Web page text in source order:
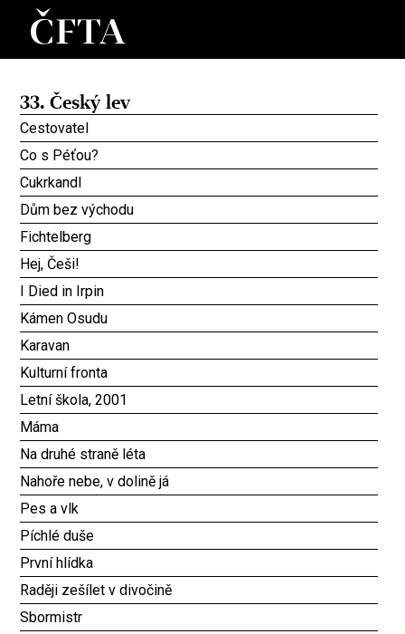
33. Český lev
Cestovatel
Co s Péťou?
Cukrkandl
Dům bez východu
Fichtelberg
Hej, Češi!
I Died in Irpin
Kámen Osudu
Karavan
Kulturní fronta
Letní škola, 2001
Máma
Na druhé straně léta
Nahoře nebe, v dolině já
Pes a vlk
Píchlé duše
První hlídka
Raději zešílet v divočině
Sbormistr